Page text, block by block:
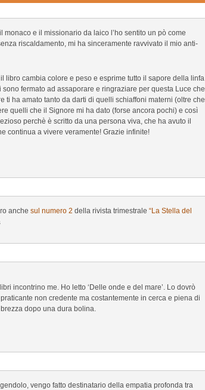
monaco e il missionario da laico l’ho sentito un pò come
riscaldamento, mi ha sinceramente ravvivato il mio anti-
libro cambia colore e peso e esprime tutto il sapore della linfa
fermato ad assaporare e ringraziare per questa Luce che
ti ha amato tanto da darti di quelli schiaffoni materni (oltre che
quelli che il Signore mi ha dato (forse ancora pochi) e così
perchè è scritto da una persona viva, che ha avuto il
continua a vivere veramente! Grazie infinite!
anche sul numero 2 della rivista trimestrale “La Stella del
incontrino me. Ho letto ‘Delle onde e del mare’. Lo dovrò
non credente ma costantemente in cerca e piena di
dopo una dura bolina.
vengo fatto destinatario della empatia profonda tra